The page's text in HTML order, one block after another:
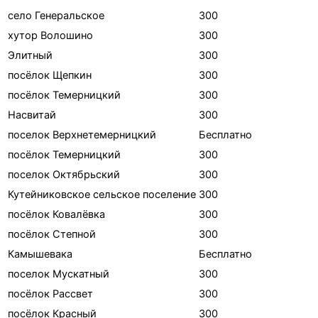
село Генеральское
300
хутор Волошино
300
Элитный
300
посёлок Щепкин
300
посёлок Темерницкий
300
Насвитай
300
поселок Верхнетемерницкий
Бесплатно
посёлок Темерницкий
300
поселок Октябрьский
300
Кутейниковское сельское поселение 300
посёлок Ковалёвка
300
посёлок Степной
300
Камышевака
Бесплатно
поселок Мускатный
300
посёлок Рассвет
300
посёлок Красный
300